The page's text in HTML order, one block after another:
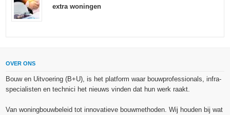
extra woningen
OVER ONS
Bouw en Uitvoering (B+U), is het platform waar bouwprofessionals, infra-
specialisten en technici het nieuws vinden dat hun werk raakt.
Van woningbouwbeleid tot innovatieve bouwmethoden. Wij houden bij wat